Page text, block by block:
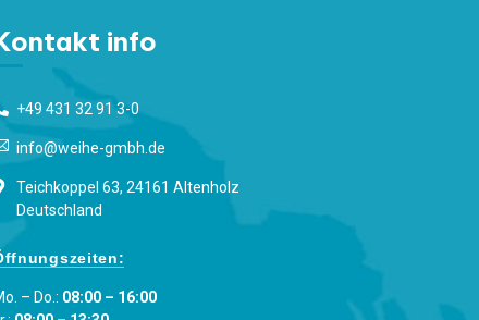
info
+49 431 32 91 3-0
info@weihe-gmbh.de
Teichkoppel 63, 24161 Altenholz
Deutschland
– Do.: 08:00 – 16:00